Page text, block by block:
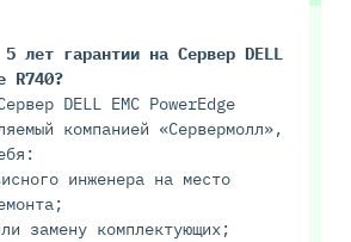
лет гарантии на Сервер DELL
R740?
DELL EMC PowerEdge
компанией «Сервермолл»,
инженера на место
замену комплектующих;